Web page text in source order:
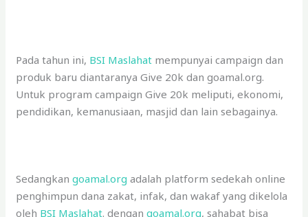
Pada tahun ini, BSI Maslahat mempunyai campaign dan
produk baru diantaranya Give 20k dan goamal.org.
Untuk program campaign Give 20k meliputi, ekonomi,
pendidikan, kemanusiaan, masjid dan lain sebagainya.
Sedangkangoamal.org adalah platform sedekah online
penghimpun dana zakat, infak, dan wakaf yang dikelola
oleh BSI Maslahat. dengangoamal.org, sahabat bisa